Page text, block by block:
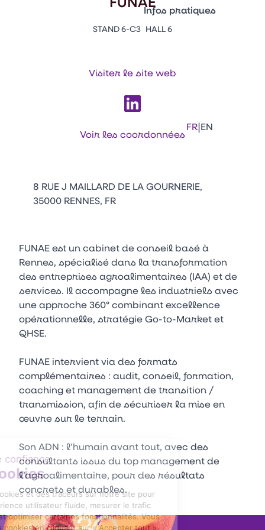
Vitrine Innovations
Emballages
Infos pratiques
Contacts
Appuyez sur Entrée pour
FR|EN
STAND 6-C3 HALL 6
Visiter le site web
Voir les coordonnées
8 RUE J MAILLARD DE LA GOURNERIE,
35000 RENNES, FR
FUNAE est un cabinet de conseil basé à
Rennes, spécialisé dans la transformation
des entreprises agroalimentaires (IAA) et de
services. Il accompagne les industriels avec
une approche 360° combinant excellence
opérationnelle, stratégie Go-to-Market et
QHSE.
FUNAE intervient via des formats
complémentaires : audit, conseil, formation,
coaching et management de transition /
transmission, afin de sécuriser la mise en
œuvre sur le terrain.
Son ADN : l’humain avant tout, avec des
consultants issus du top management de
l’agroalimentaire, pour des résultats
concrets et durables.